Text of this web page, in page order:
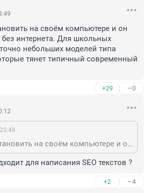
на своём компьютере и он
без интернета. Для школьных
небольших моделей типа
тянет типичный современный
+29 –0
ИИ можно установить на своём компьютере и он будет работать без интернета. Для школьных заданий достаточно небольших моделей типа Gemma-3-4B, которые тянет типичный современный компьютер.
для написания SEO текстов ?
+2 –4